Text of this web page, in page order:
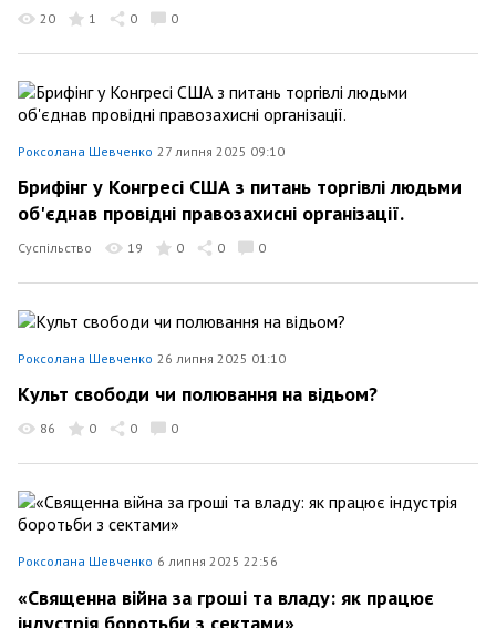
20 1 0 0
Роксолана Шевченко 27 липня 2025 09:10
Брифінг у Конгресі США з питань торгівлі людьми
об'єднав провідні правозахисні організації.
Суспільство 19 0 0 0
Роксолана Шевченко 26 липня 2025 01:10
Культ свободи чи полювання на відьом?
86 0 0 0
Роксолана Шевченко 6 липня 2025 22:56
«Священна війна за гроші та владу: як працює